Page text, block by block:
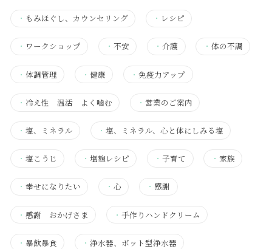
・ もみほぐし、カウンセリング ・ レシピ
・ ワークショップ ・不安 ・介護 ・ 体の不調
・ 体調管理 ・健康 ・ 免疫力アップ
・ 冷え性 温活 よく噛む ・営業のご案内
・ 塩、ミネラル ・塩、ミネラル、心と体にしみる塩
・ 塩こうじ ・塩麹レシピ ・子育て ・ 家族
・ 幸せになりたい ・心 ・感謝
・ 感謝 おかげさま ・手作りハンドクリーム
・ 暴飲暴食 ・浄水器、ポット型浄水器